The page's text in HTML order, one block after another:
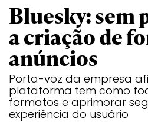
Bluesky: sem
a criação de
anúncios
Porta-voz da empresa
plataforma tem como
formatos e aprimorar
experiência do usuário